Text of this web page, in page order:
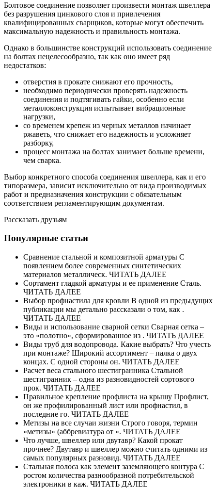
Болтовое соединение позволяет произвести монтаж швеллера
без разрушения цинкового слоя и привлечения
квалифицированных сварщиков, которые могут обеспечить
максимальную надежность и правильность монтажа.
Однако в большинстве конструкций использовать соединение
на болтах нецелесообразно, так как оно имеет ряд
недостатков:
отверстия в прокате снижают его прочность,
необходимо периодически проверять надежность
соединения и подтягивать гайки, особенно если
металлоконструкция испытывает вибрационные
нагрузки,
со временем крепеж из черных металлов начинает
ржаветь, что снижает его надежность и усложняет
разборку,
процесс монтажа на болтах занимает больше времени,
чем сварка.
Выбор конкретного способа соединения швеллера, как и его
типоразмера, зависит исключительно от вида производимых
работ и предназначения конструкции с обязательным
соответствием регламентирующим документам.
Рассказать друзьям
Популярные статьи
Сравнение стальной и композитной арматуры С
появлением более современных синтетических
материалов металлическ. ЧИТАТЬ ДАЛЕЕ
Сортамент гладкой арматуры и ее применение Сталь.
ЧИТАТЬ ДАЛЕЕ
Выбор профнастила для кровли В одной из предыдущих
публикации мы детально рассказали о том, как .
ЧИТАТЬ ДАЛЕЕ
Виды и использование сварной сетки Сварная сетка –
это «полотно», сформированное из . ЧИТАТЬ ДАЛЕЕ
Виды труб для водопровода. Какие выбрать? Что учесть
при монтаже? Широкий ассортимент – палка о двух
концах. С одной стороны он. ЧИТАТЬ ДАЛЕЕ
Расчет веса стального шестигранника Стальной
шестигранник – одна из разновидностей сортового
прок. ЧИТАТЬ ДАЛЕЕ
Правильное крепление профлиста на крышу Профлист,
он же профилированный лист или профнастил, в
последние го. ЧИТАТЬ ДАЛЕЕ
Метизы на все случаи жизни Строго говоря, термин
«метизы» (аббревиатура от «. ЧИТАТЬ ДАЛЕЕ
Что лучше, швеллер или двутавр? Какой прокат
прочнее? Двутавр и швеллер можно считать одними из
самых популярных разновид. ЧИТАТЬ ДАЛЕЕ
Стальная полоса как элемент заземляющего контура С
ростом количества разнообразной потребительской
электроники в каж. ЧИТАТЬ ДАЛЕЕ